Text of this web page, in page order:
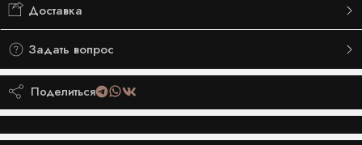
Доставка
Задать вопрос
Поделиться